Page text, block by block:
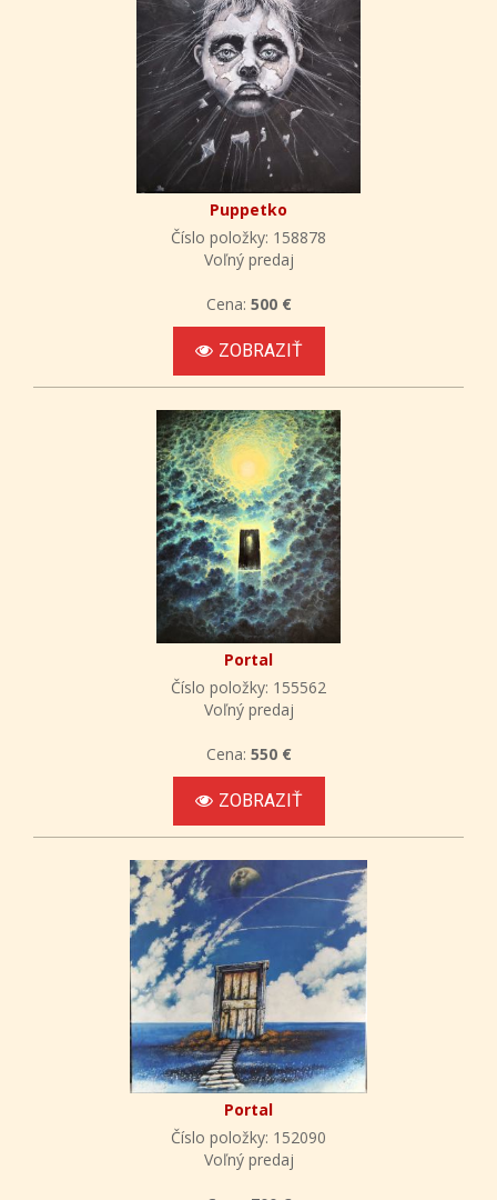
Puppetko
Číslo položky: 158878
Voľný predaj
Cena: 500 €
ZOBRAZIŤ
Portal
Číslo položky: 155562
Voľný predaj
Cena: 550 €
ZOBRAZIŤ
Portal
Číslo položky: 152090
Voľný predaj